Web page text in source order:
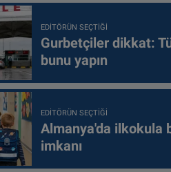
EDITÖRÜN SEÇTIĞI
Gurbetçiler dikkat:
bunu yapın
EDITÖRÜN SEÇTIĞI
Almanya'da ilkokula
imkanı